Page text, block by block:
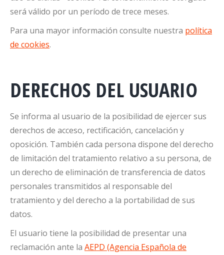
será válido por un período de trece meses.
Para una mayor información consulte nuestra política
de cookies.
DERECHOS DEL USUARIO
Se informa al usuario de la posibilidad de ejercer sus
derechos de acceso, rectificación, cancelación y
oposición. También cada persona dispone del derecho
de limitación del tratamiento relativo a su persona, de
un derecho de eliminación de transferencia de datos
personales transmitidos al responsable del
tratamiento y del derecho a la portabilidad de sus
datos.
El usuario tiene la posibilidad de presentar una
reclamación ante la AEPD (Agencia Española de